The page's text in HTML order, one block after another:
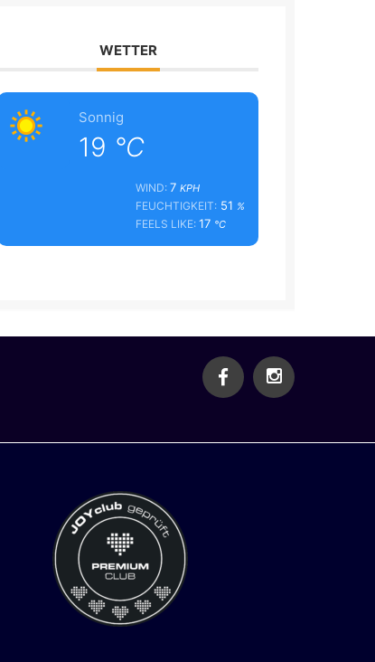
WETTER
Sonnig
19 °C
WIND:7 KPH
FEUCHTIGKEIT: 51 %
FEELS LIKE:17 °C